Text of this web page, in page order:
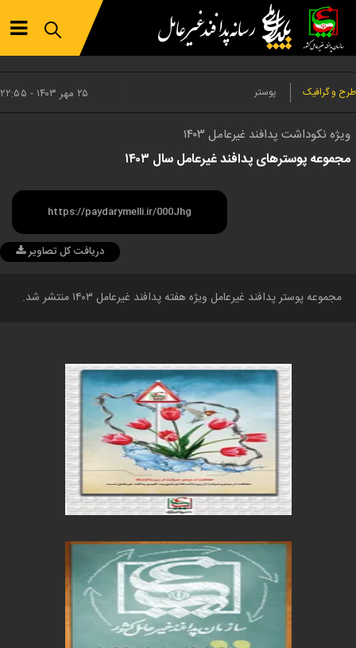
طرح و گرافیک پوستر ۲۵ مهر ۱۴۰۳ - ۲۲:۵۵
ویژه نکوداشت پدافند غیرعامل ۱۴۰۳
مجموعه پوسترهای پدافند غیرعامل سال ۱۴۰۳
دریافت کل تصاویر
مجموعه پوستر پدافند غیرعامل ویژه هفته پدافند غیرعامل ۱۴۰۳ منتشر شد.